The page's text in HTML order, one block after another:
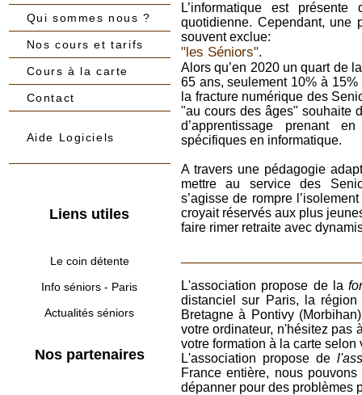
Qui sommes nous ?
Nos cours et tarifs
Cours à la carte
Contact
Aide Logiciels
Liens utiles
Le coin détente
Info séniors - Paris
Actualités séniors
Nos partenaires
L’informatique est
quotidienne. Cependant, une
souvent exclue:
"les Séniors".
Alors qu’en 2020 un quart de
65 ans, seulement 10% à
la fracture numérique des
"au cours des âges" souhaite
d’apprentissage prenant
spécifiques en informatique.
A travers une pédagogie
mettre au service des
s’agisse de rompre
croyait réservés aux plus
faire rimer retraite avec
L'association propose de la
distanciel sur Paris, la
Bretagne à Pontivy
votre ordinateur, n'hésitez pas
votre formation à la carte
L'association propose de
France entière, nous
dépanner pour des problèmes